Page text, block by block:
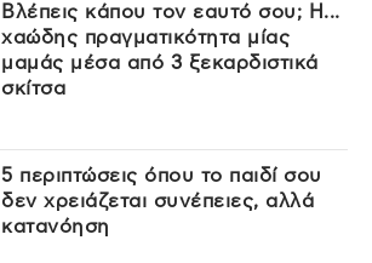
Βλέπεις κάπου τον εαυτό σου; Η...
χαώδης πραγματικότητα μίας
μαμάς μέσα από 3 ξεκαρδιστικά
σκίτσα
5 περιπτώσεις όπου το παιδί σου
δεν χρειάζεται συνέπειες, αλλά
κατανόηση